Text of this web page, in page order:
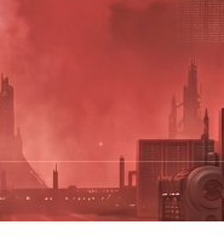
維運應用
提供簡單、
方案。擁有
續創新，
企業的競爭
能構成威
實現安全
生產系統
文件和電子
組織提供防
SSH
Security
SSH提供
禦性網路
信任原則
ARMIS